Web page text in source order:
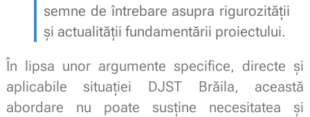
semne de întrebare asupra rigurozității
și actualității fundamentării proiectului.
În lipsa unor argumente specifice, directe și
aplicabile situației DJST Brăila, această
abordare nu poate susține necesitatea și